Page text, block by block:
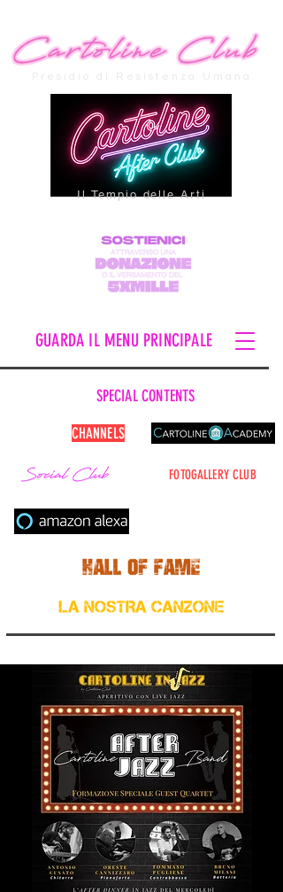
Presidio di Resistenza Umana
Il Tempio delle Arti
FOTOGALLERY CLUB
CHANNELS
GUARDA IL MENU PRINCIPALE
SPECIAL CONTENTS